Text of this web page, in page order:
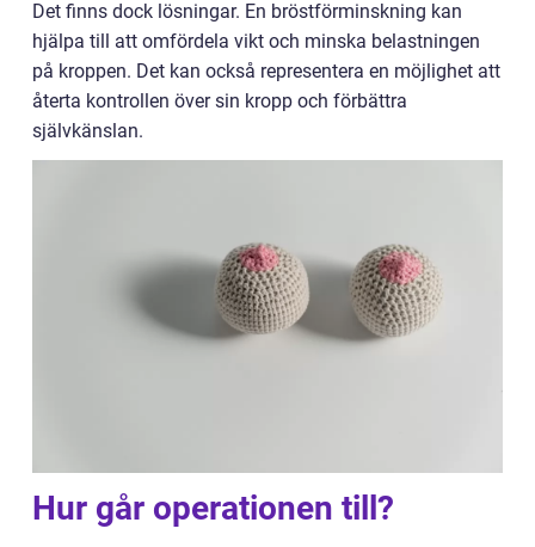
Det finns dock lösningar. En bröstförminskning kan
hjälpa till att omfördela vikt och minska belastningen
på kroppen. Det kan också representera en möjlighet att
återta kontrollen över sin kropp och förbättra
självkänslan.
Hur går operationen till?